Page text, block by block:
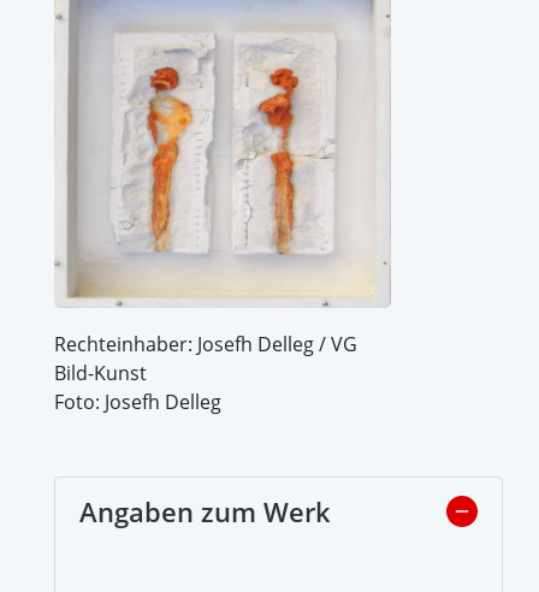
Rechteinhaber: Josefh Delleg / VG
Bild-Kunst
Foto: Josefh Delleg
Angaben zum Werk